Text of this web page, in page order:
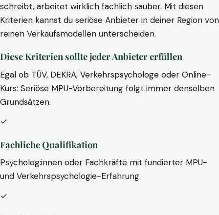
schreibt, arbeitet wirklich fachlich sauber. Mit diesen
Kriterien kannst du seriöse Anbieter in deiner Region von
reinen Verkaufsmodellen unterscheiden.
Diese Kriterien sollte jeder Anbieter erfüllen
Egal ob TÜV, DEKRA, Verkehrspsychologe oder Online-
Kurs: Seriöse MPU-Vorbereitung folgt immer denselben
Grundsätzen.
✓
Fachliche Qualifikation
Psycholog:innen oder Fachkräfte mit fundierter MPU-
und Verkehrspsychologie-Erfahrung.
✓